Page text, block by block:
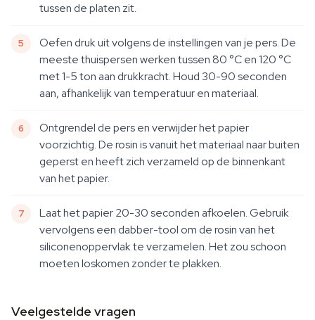
tussen de platen zit.
Oefen druk uit volgens de instellingen van je pers. De
meeste thuispersen werken tussen 80 °C en 120 °C
met 1-5 ton aan drukkracht. Houd 30-90 seconden
aan, afhankelijk van temperatuur en materiaal.
Ontgrendel de pers en verwijder het papier
voorzichtig. De rosin is vanuit het materiaal naar buiten
geperst en heeft zich verzameld op de binnenkant
van het papier.
Laat het papier 20-30 seconden afkoelen. Gebruik
vervolgens een dabber-tool om de rosin van het
siliconenoppervlak te verzamelen. Het zou schoon
moeten loskomen zonder te plakken.
Veelgestelde vragen